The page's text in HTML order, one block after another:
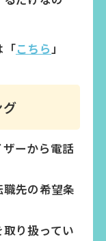
「こちら 」
ーから電話
先の希望条
り扱ってい